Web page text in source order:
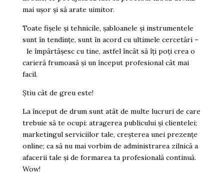
mai ușor și să arate uimitor.
Toate fișele și tehnicile, șabloanele și instrumentele
sunt în tendințe, sunt în acord cu ultimele cercetări –
le împărtășesc cu tine, astfel încât să îți poți crea o
carieră frumoasă și un început profesional cât mai
facil.
Știu cât de greu este!
La început de drum sunt atât de multe lucruri de care
trebuie să te ocupi: atragerea publicului și clientelei;
marketingul serviciilor tale, creșterea unei prezențe
online; ca să nu mai vorbim de administrarea zilnică a
afacerii tale și de formarea ta profesională continuă.
Wow!